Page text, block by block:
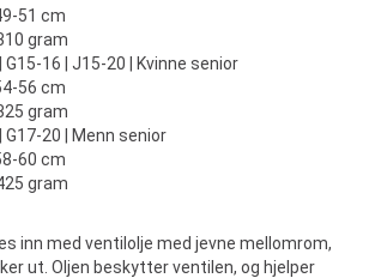
51 cm
gram
16 | J15-20 | Kvinne senior
56 cm
gram
20 | Menn senior
60 cm
gram
inn med ventilolje med jevne mellomrom,
ut. Oljen beskytter ventilen, og hjelper